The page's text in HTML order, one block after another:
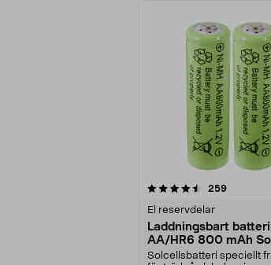
259
El reservdelar
Laddningsbart batteri
AA/HR6 800 mAh
pack
Solcellsbatteri speciellt